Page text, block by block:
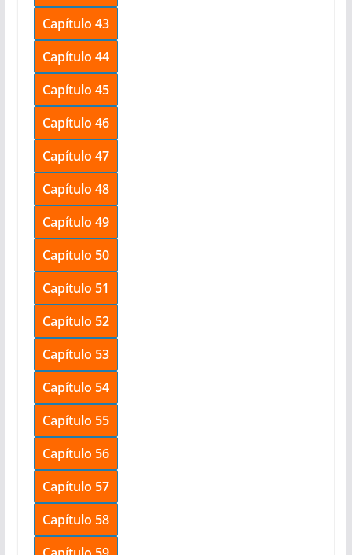
Capítulo 43
Capítulo 44
Capítulo 45
Capítulo 46
Capítulo 47
Capítulo 48
Capítulo 49
Capítulo 50
Capítulo 51
Capítulo 52
Capítulo 53
Capítulo 54
Capítulo 55
Capítulo 56
Capítulo 57
Capítulo 58